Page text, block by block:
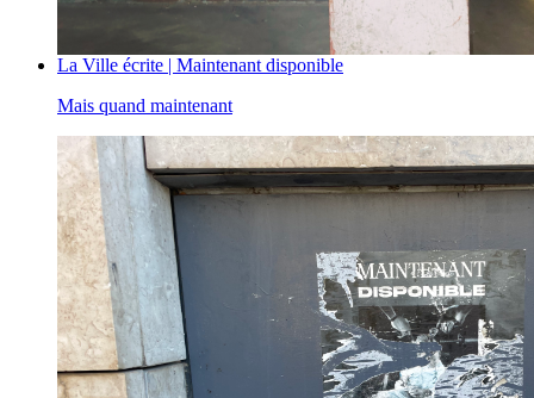
La Ville écrite | Maintenant disponible
Mais quand maintenant